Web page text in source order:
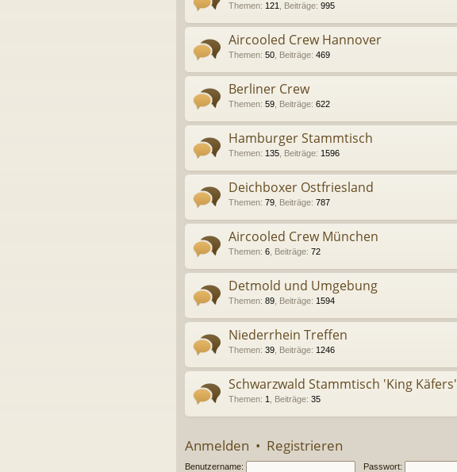
Themen: 121 Beiträge: 995
Aircooled Crew Hannover
Themen: 50 Beiträge: 469
Berliner Crew
Themen: 59 Beiträge: 622
Hamburger Stammtisch
Themen: 135 Beiträge: 1596
Deichboxer Ostfriesland
Themen: 79 Beiträge: 787
Aircooled Crew München
Themen: 6 Beiträge: 72
Detmold und Umgebung
Themen: 89 Beiträge: 1594
Niederrhein Treffen
Themen: 39 Beiträge: 1246
Schwarzwald Stammtisch 'King Käfers'
Themen: 1 Beiträge: 35
Anmelden • Registrieren
Benutzername: Passwort: